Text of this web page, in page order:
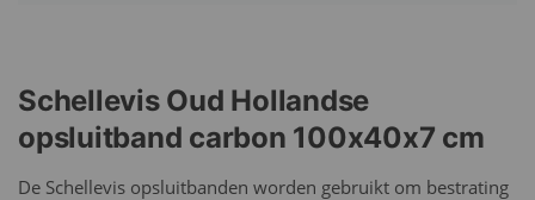
Schellevis Oud Hollandse
opsluitband carbon 100x40x7 cm
De Schellevis opsluitbanden worden gebruikt om bestrating